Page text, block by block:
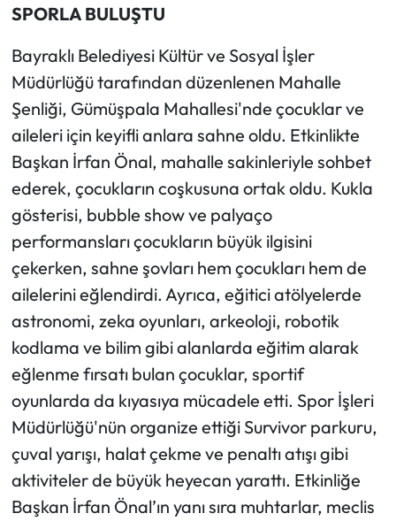
SPORLA BULUŞTU
Bayraklı Belediyesi Kültür ve Sosyal İşler
Müdürlüğü tarafından düzenlenen Mahalle
Şenliği, Gümüşpala Mahallesi'nde çocuklar ve
aileleri için keyifli anlara sahne oldu. Etkinlikte
Başkan İrfan Önal, mahalle sakinleriyle sohbet
ederek, çocukların coşkusuna ortak oldu. Kukla
gösterisi, bubble show ve palyaço
performansları çocukların büyük ilgisini
çekerken, sahne şovları hem çocukları hem de
ailelerini eğlendirdi. Ayrıca, eğitici atölyelerde
astronomi, zeka oyunları, arkeoloji, robotik
kodlama ve bilim gibi alanlarda eğitim alarak
eğlenme fırsatı bulan çocuklar, sportif
oyunlarda da kıyasıya mücadele etti. Spor İşleri
Müdürlüğü'nün organize ettiği Survivor parkuru,
çuval yarışı, halat çekme ve penaltı atışı gibi
aktiviteler de büyük heyecan yarattı. Etkinliğe
Başkan İrfan Önal’ın yanı sıra muhtarlar, meclis